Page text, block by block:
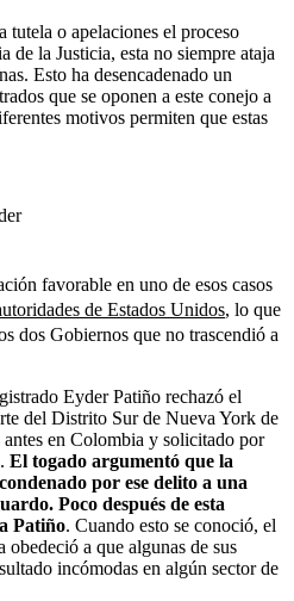
tutela o apelaciones el proceso
de la Justicia, esta no siempre ataja
Esto ha desencadenado un
que se oponen a este conejo a
motivos permiten que estas
favorable en uno de esos casos
de Estados Unidos, lo que
dos Gobiernos que no trascendió a
Eyder Patiño rechazó el
del Distrito Sur de Nueva York de
en Colombia y solicitado por
El togado argumentó que la
por ese delito a una
Poco después de esta
Patiño. Cuando esto se conoció, el
obedeció a que algunas de sus
incómodas en algún sector de